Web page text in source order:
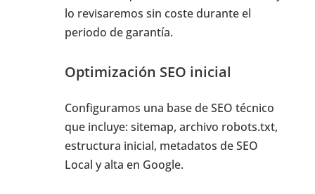
lo revisaremos sin coste durante el
periodo de garantía.
Optimización SEO inicial
Configuramos una base de SEO técnico
que incluye: sitemap, archivo robots.txt,
estructura inicial, metadatos de SEO
Local y alta en Google.